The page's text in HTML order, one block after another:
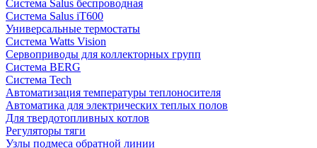
Система Salus беспроводная
Система Salus iT600
Универсальные термостаты
Система Watts Vision
Сервоприводы для коллекторных групп
Система BERG
Система Tech
Автоматизация температуры теплоносителя
Автоматика для электрических теплых полов
Для твердотопливных котлов
Регуляторы тяги
Узлы подмеса обратной линии